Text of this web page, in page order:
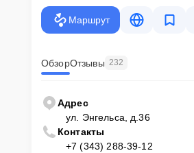
Маршрут
ОбзорОтзывы 232
Адрес
ул. Энгельса, д.36
Контакты
+7 (343) 288-39-12